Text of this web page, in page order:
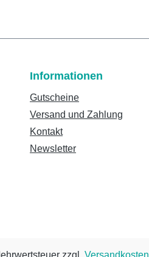
Informationen
Gutscheine
Versand und Zahlung
Kontakt
Newsletter
zzgl. Versandkosten